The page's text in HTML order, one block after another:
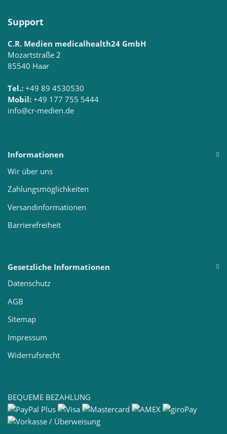
Support
C.R. Medien medicalhealth24 GmbH
Mozartstraße 2
85540 Haar
Tel.: +49 89 4530530
Mobil: +49 177 755 5444
info@cr-medien.de
Informationen
Wir über uns
Zahlungsmöglichkeiten
Versandinformationen
Barrierefreiheit
Gesetzliche Informationen
Datenschutz
AGB
Sitemap
Impressum
Widerrufsrecht
BEQUEME BEZAHLUNG